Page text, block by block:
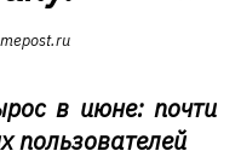
в июне: почти
пользователей